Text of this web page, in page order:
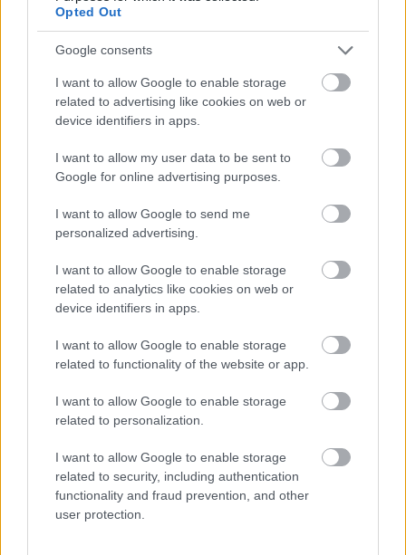
Opted Out
Google consents
I want to allow Google to enable storage
related to advertising like cookies on web or
device identifiers in apps.
I want to allow my user data to be sent to
Google for online advertising purposes.
I want to allow Google to send me
personalized advertising.
I want to allow Google to enable storage
related to analytics like cookies on web or
device identifiers in apps.
I want to allow Google to enable storage
related to functionality of the website or app.
I want to allow Google to enable storage
related to personalization.
I want to allow Google to enable storage
related to security, including authentication
functionality and fraud prevention, and other
user protection.
döntéshozatal.
További cikkeink
ÉLETMÓD
Így élheti túl egy barátság a